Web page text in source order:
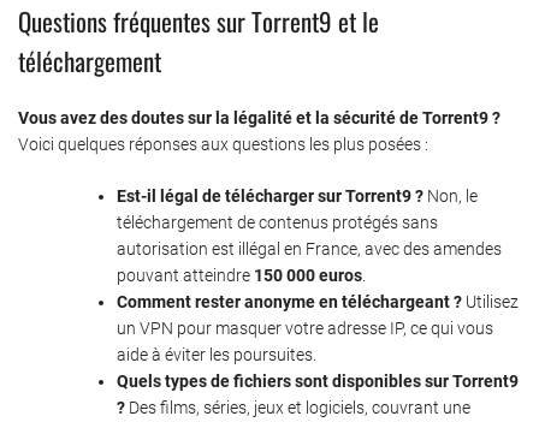
Questions fréquentes sur Torrent9 et le
téléchargement
Vous avez des doutes sur la légalité et la sécurité de Torrent9 ?
Voici quelques réponses aux questions les plus posées :
Est-il légal de télécharger sur Torrent9 ? Non, le
téléchargement de contenus protégés sans
autorisation est illégal en France, avec des amendes
pouvant atteindre 150 000 euros
Comment rester anonyme en téléchargeant ? Utilisez
un VPN pour masquer votre adresse IP, ce qui vous
aide à éviter les poursuites.
Quels types de fichiers sont disponibles sur Torrent9
? Des films, séries, jeux et logiciels, couvrant une